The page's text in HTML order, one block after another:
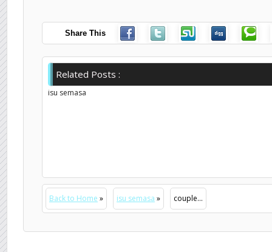
Share This
Related Posts :
isu semasa
Back to Home » isu semasa » couple...